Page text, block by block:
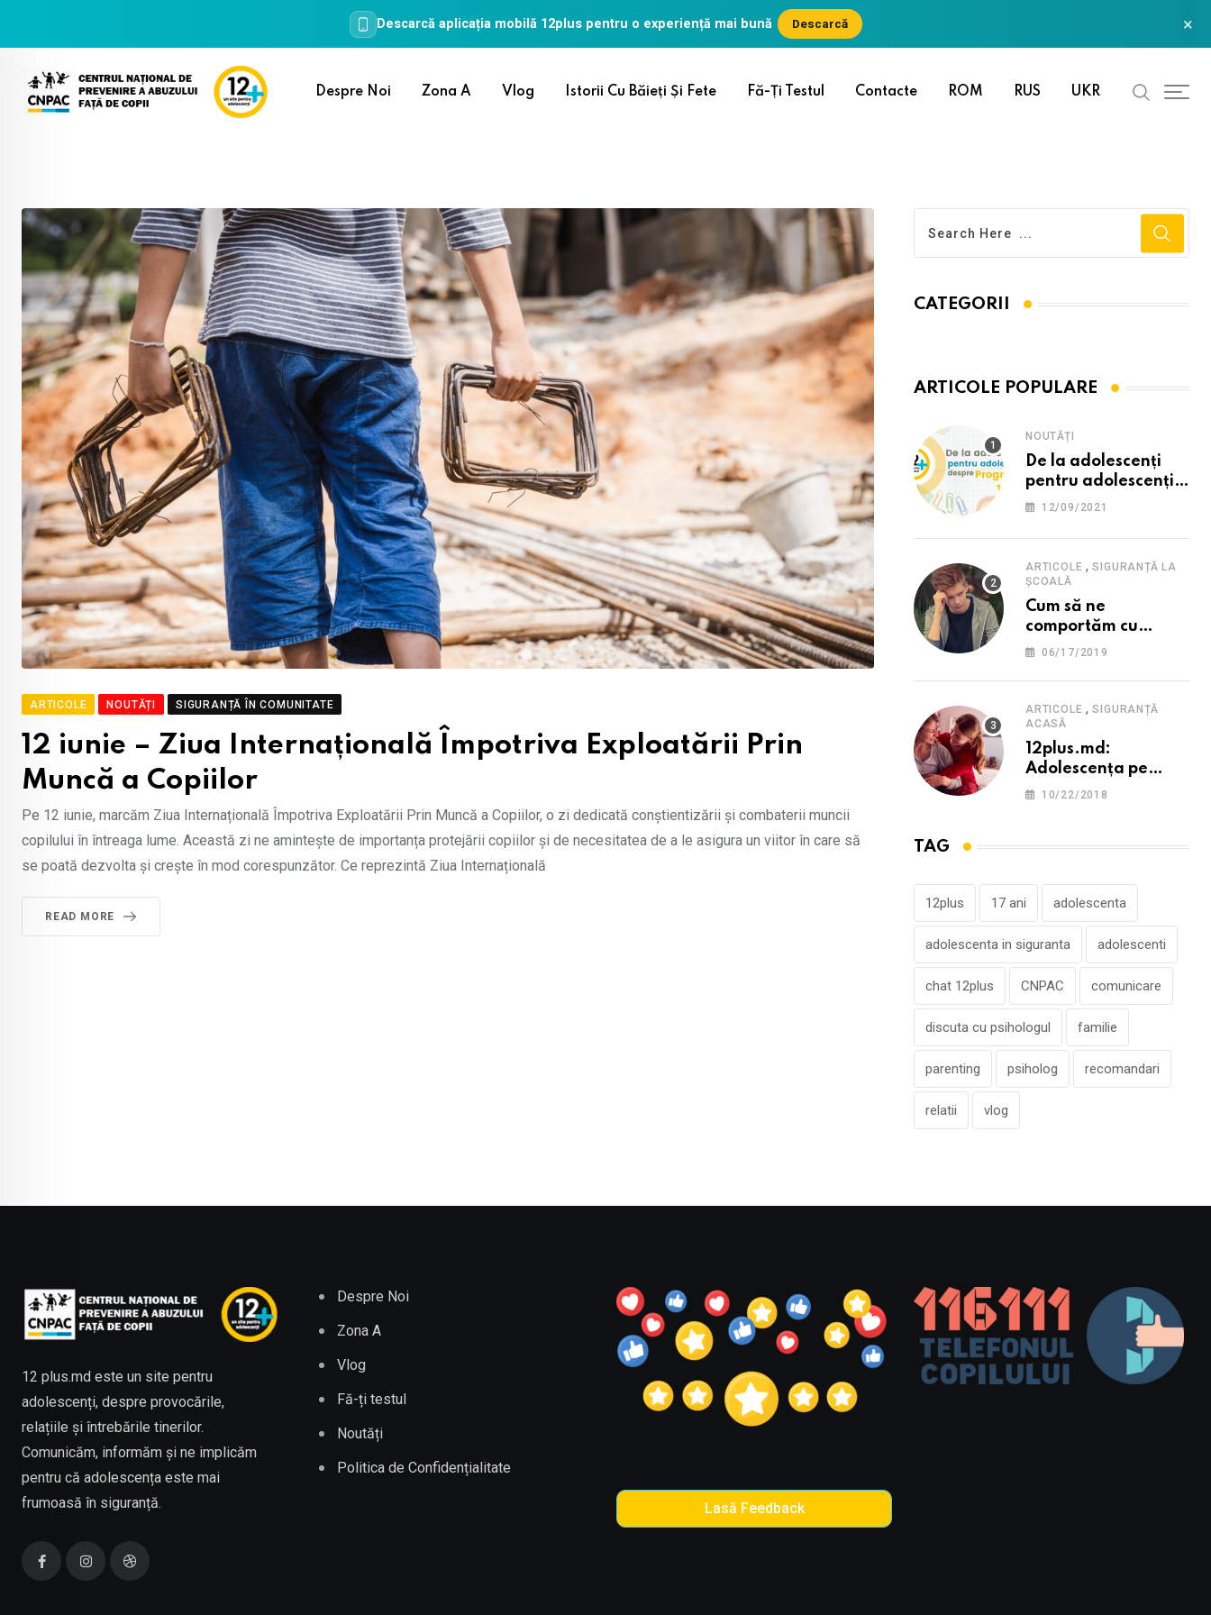
Descarcă aplicația mobilă 12pluspentru o experiență mai bună Descarcă ×
content
Despre Noi Zona A Vlog Istorii Cu Băieți Și Fete Fă-Ți Testul Contacte ROM RUS UKR
ARTICOLE NOUTĂȚI SIGURANȚĂ ÎN COMUNITATE
12 iunie – Ziua Internațională Împotriva Exploatării Prin
Muncă a Copiilor
Pe 12 iunie, marcăm Ziua Internațională Împotriva Exploatării Prin Muncă a Copiilor, o zi dedicată conștientizării și combaterii muncii
copilului în întreaga lume. Această zi ne amintește de importanța protejării copiilor și de necesitatea de a le asigura un viitor în care să
se poată dezvolta și crește în mod corespunzător. Ce reprezintă Ziua Internațională
READ MORE
CATEGORII
ARTICOLE POPULARE
NOUTĂȚI
De la adolescenți
pentru adolescenți
despre programul
12/09/2021
ARTICOLE ,SIGURANȚĂ LA
ȘCOALĂ
Cum să ne
comportăm cu
persoana care ne-a
supărare?
06/17/2019
ARTICOLE ,SIGURANȚĂ
ACASĂ
12plus.md:
Adolescența pe
înțelesul părinților
10/22/2018
TAG
12plus 17 ani adolescenta
adolescenta in siguranta adolescenti
chat 12plus CNPAC comunicare
discuta cu psihologul familie
parenting psiholog recomandari
relatii vlog
12 plus.md este un site pentru
adolescenți, despre provocările,
relațiile și întrebările tinerilor.
Comunicăm, informăm și ne implicăm
pentru că adolescența este mai
frumoasă în siguranță.
Despre Noi
Zona A
Vlog
Fă-ți testul
Noutăți
Politica de Confidențialitate
Lasă Feedback